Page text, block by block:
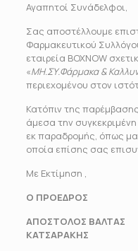
Αγαπητοί Συνάδελφοι,
Σας αποστέλλουμε
Φαρμακευτικού
εταιρεία BOXNOW
«ΜΗ.ΣΥ.Φάρμακα &
περιεχομένου στον
Κατόπιν της
άμεσα την
εκ παραδρομής, όπως
οποία επίσης σας
Με Εκτίμηση ,
Ο ΠΡΟΕΔΡΟΣ Ο
ΑΠΟΣΤΟΛΟΣ
ΚΑΤΣΑΡΑΚΗΣ